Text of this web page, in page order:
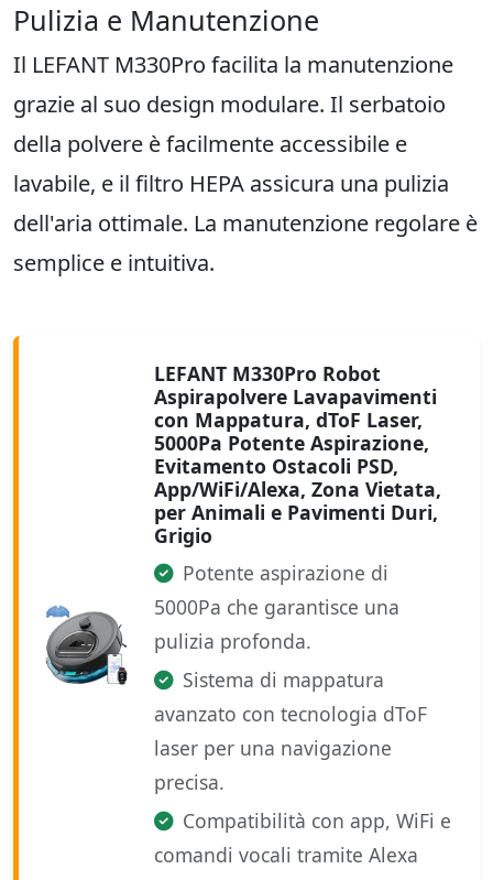
Pulizia e Manutenzione
Il LEFANT M330Pro facilita la manutenzione
grazie al suo design modulare. Il serbatoio
della polvere è facilmente accessibile e
lavabile, e il filtro HEPA assicura una pulizia
dell'aria ottimale. La manutenzione regolare è
semplice e intuitiva.
LEFANT M330Pro Robot
Aspirapolvere Lavapavimenti
con Mappatura, dToF Laser,
5000Pa Potente Aspirazione,
Evitamento Ostacoli PSD,
App/WiFi/Alexa, Zona Vietata,
per Animali e Pavimenti Duri,
Grigio
Potente aspirazione di
5000Pa che garantisce una
pulizia profonda.
Sistema di mappatura
avanzato con tecnologia dToF
laser per una navigazione
precisa.
Compatibilità con app, WiFi e
comandi vocali tramite Alexa